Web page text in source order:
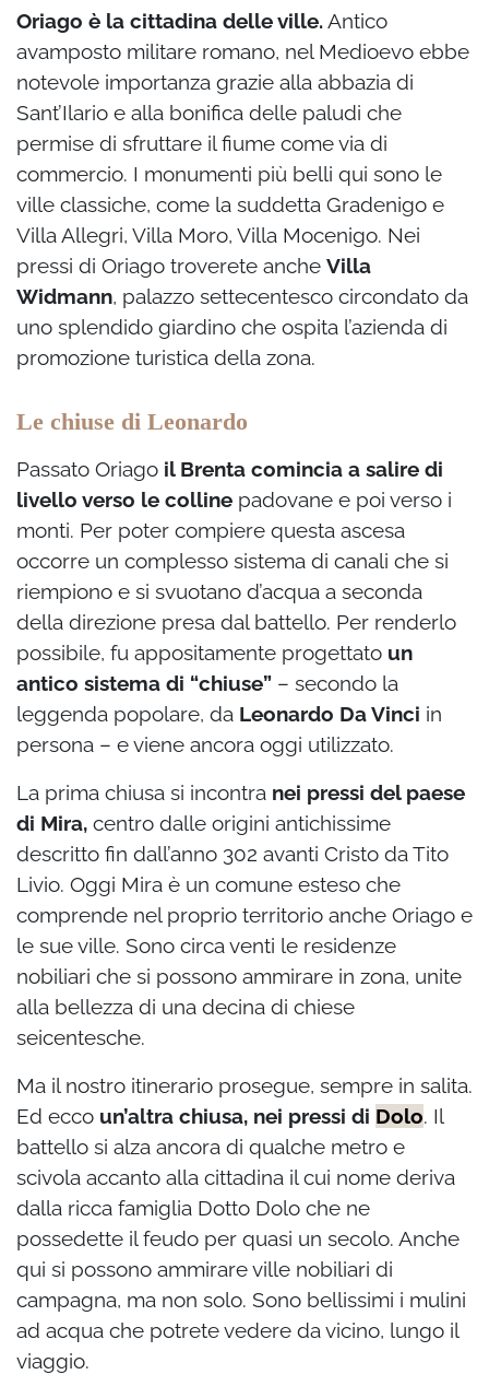
Oriago è la cittadina delle ville.Antico
avamposto militare romano, nel Medioevo ebbe
notevole importanza grazie alla abbazia di
Sant’Ilario e alla bonifica delle paludi che
permise di sfruttare il fiume come via di
commercio. I monumenti più belli qui sono le
ville classiche, come la suddetta Gradenigo e
Villa Allegri, Villa Moro, Villa Mocenigo. Nei
pressi di Oriago troverete anche Villa
Widmann, palazzo settecentesco circondato da
uno splendido giardino che ospita l’azienda di
promozione turistica della zona.
Le chiuse di Leonardo
Passato Oriago il Brenta comincia a salire di
livello verso le colline padovane e poi verso i
monti. Per poter compiere questa ascesa
occorre un complesso sistema di canali che si
riempiono e si svuotano d’acqua a seconda
della direzione presa dal battello. Per renderlo
possibile, fu appositamente progettato un
antico sistema di “chiuse” – secondo la
leggenda popolare, da Leonardo Da Vinci in
persona – e viene ancora oggi utilizzato.
La prima chiusa si incontra nei pressi del paese
di Mira, centro dalle origini antichissime
descritto fin dall’anno 302 avanti Cristo da Tito
Livio. Oggi Mira è un comune esteso che
comprende nel proprio territorio anche Oriago e
le sue ville. Sono circa venti le residenze
nobiliari che si possono ammirare in zona, unite
alla bellezza di una decina di chiese
seicentesche.
Ma il nostro itinerario prosegue, sempre in salita.
Ed ecco un’altra chiusa, nei pressi di Dolo. Il
battello si alza ancora di qualche metro e
scivola accanto alla cittadina il cui nome deriva
dalla ricca famiglia Dotto Dolo che ne
possedette il feudo per quasi un secolo. Anche
qui si possono ammirare ville nobiliari di
campagna, ma non solo. Sono bellissimi i mulini
ad acqua che potrete vedere da vicino, lungo il
viaggio.